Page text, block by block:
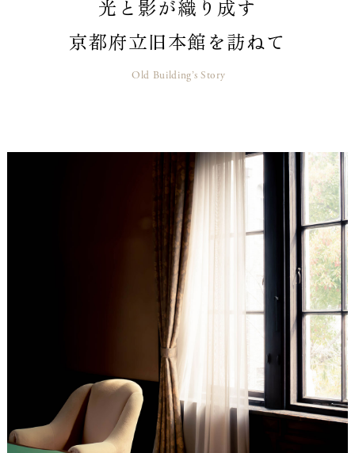
光と影が織り成す
京都府立旧本館を訪ねて
Old Building’s Story